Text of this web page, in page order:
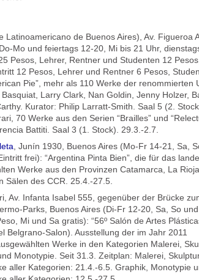
Latinoamericano de Buenos Aires), Av. Figueroa
Mo und feiertags 12-20, Mi bis 21 Uhr,
Pesos, Lehrer, Rentner und Studenten 12
12 Pesos, Lehrer und Rentner 6 Pesos,
Pie”, mehr als 110 Werke der renommierten
Larry Clark, Nan Goldin, Jenny Holzer,
Kurator: Philip Larratt-Smith. Saal 5 (2.
70 Werke aus den Serien “Brailles” und
Battiti. Saal 3 (1. Stock). 29.3.-2.7.
, Junín 1930, Buenos Aires (Mo-Fr 14-21, Sa,
frei): “Argentina Pinta Bien”, die für das
Werke aus den Provinzen Catamarca, La
Sälen des CCR. 25.4.-27.5.
Av. Infanta Isabel 555, gegenüber der Brücke
Parks, Buenos Aires (Di-Fr 12-20, Sa, So
Mi und Sa gratis): “56º Salón de Artes
Belgrano-Salon). Ausstellung der im Jahr 2011
Werke in den Kategorien Malerei,
Monotypie. Seit 31.3. Zeitplan: Malerei,
aller Kategorien: 21.4.-6.5. Graphik, Monotypie